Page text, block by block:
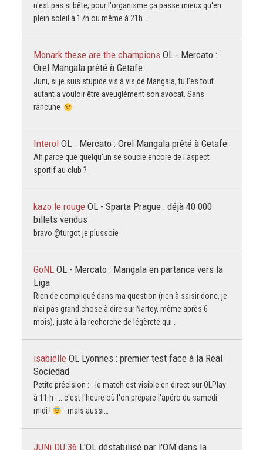
n'est pas si bête, pour l'organisme ça passe mieux qu'en
plein soleil à 17h ou même à 21h…
Monark these are the champions OL - Mercato :
Orel Mangala prêté à Getafe
Juni, si je suis stupide vis à vis de Mangala, tu l’es tout
autant a vouloir être aveuglément son avocat. Sans
rancune .
Interol OL - Mercato : Orel Mangala prêté à Getafe
Ah parce que quelqu'un se soucie encore de l'aspect
sportif au club ?
kazo le rouge OL - Sparta Prague : déjà 40 000
billets vendus
bravo @turgot je plussoie
GoNL OL - Mercato : Mangala en partance vers la
Liga
Rien de compliqué dans ma question (rien à saisir donc, je
n’ai pas grand chose à dire sur Nartey, même après 6
mois), juste à la recherche de légèreté qui…
isabielle OL Lyonnes : premier test face à la Real
Sociedad
Petite précision : - le match est visible en direct sur OLPlay
à 11 h .... c'est l'heure où l'on prépare l'apéro du samedi
midi !
- mais aussi…
JUNi DU 36 L'OL déstabilisé par l'OM dans la